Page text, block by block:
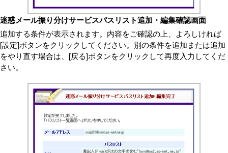
迷惑メール振り分けサービスパスリスト追加・編集確認画面
追加する条件が表示されます。内容をご確認の上、よろしければ
[設定]ボタンをクリックしてください。別の条件を追加または追加
をやり直す場合は、[戻る]ボタンをクリックして再度入力してくだ
さい。